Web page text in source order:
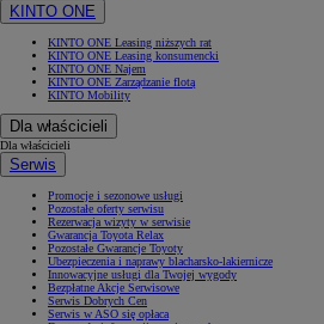
KINTO ONE
KINTO ONE Leasing niższych rat
KINTO ONE Leasing konsumencki
KINTO ONE Najem
KINTO ONE Zarządzanie flotą
KINTO Mobility
Dla właścicieli
Dla właścicieli
Serwis
Promocje i sezonowe usługi
Pozostałe oferty serwisu
Rezerwacja wizyty w serwisie
Gwarancja Toyota Relax
Pozostałe Gwarancje Toyoty
Ubezpieczenia i naprawy blacharsko-lakiernicze
Innowacyjne usługi dla Twojej wygody
Bezpłatne Akcje Serwisowe
Serwis Dobrych Cen
Serwis w ASO się opłaca